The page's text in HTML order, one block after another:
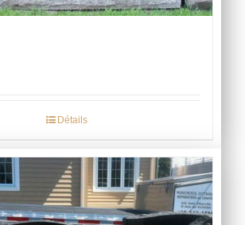
Détails